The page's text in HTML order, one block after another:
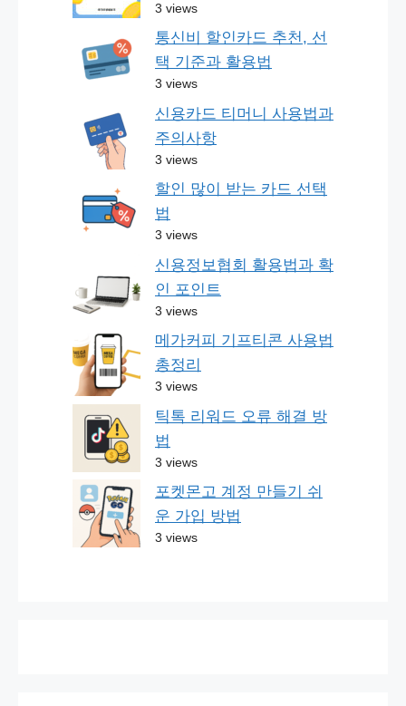
3 views
통신비 할인카드 추천, 선
택 기준과 활용법
3 views
신용카드 티머니 사용법과
주의사항
3 views
할인 많이 받는 카드 선택
법
3 views
신용정보협회 활용법과 확
인 포인트
3 views
메가커피 기프티콘 사용법
총정리
3 views
틱톡 리워드 오류 해결 방
법
3 views
포켓몬고 계정 만들기 쉬
운 가입 방법
3 views